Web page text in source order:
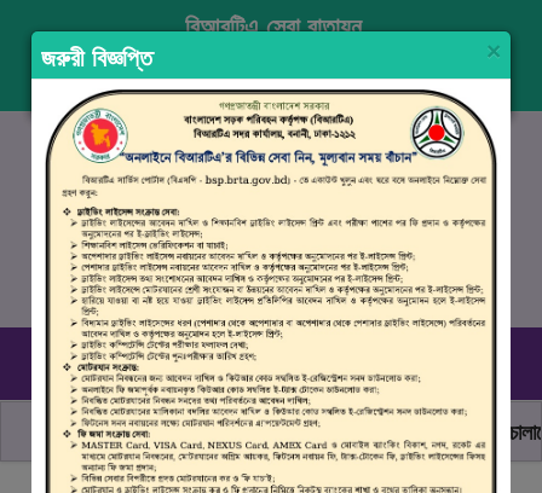
বিআরটিএ সেবা বাতায়ন
প্রবেশ করুন নিবন্ধন ENGLISH
১৬১০৭, ০৯৬১০ ৯৯০ ৯৯৮
রবিবার–বৃহস্পতিবার (০৯.০০ সকাল - ০৪.০০ বিকাল)
ছাত্র জনতার অঙ্গীকার, নিরাপদ সড়ক হোক সবার মোটরযান
×
জরুরী বিজ্ঞপ্তি